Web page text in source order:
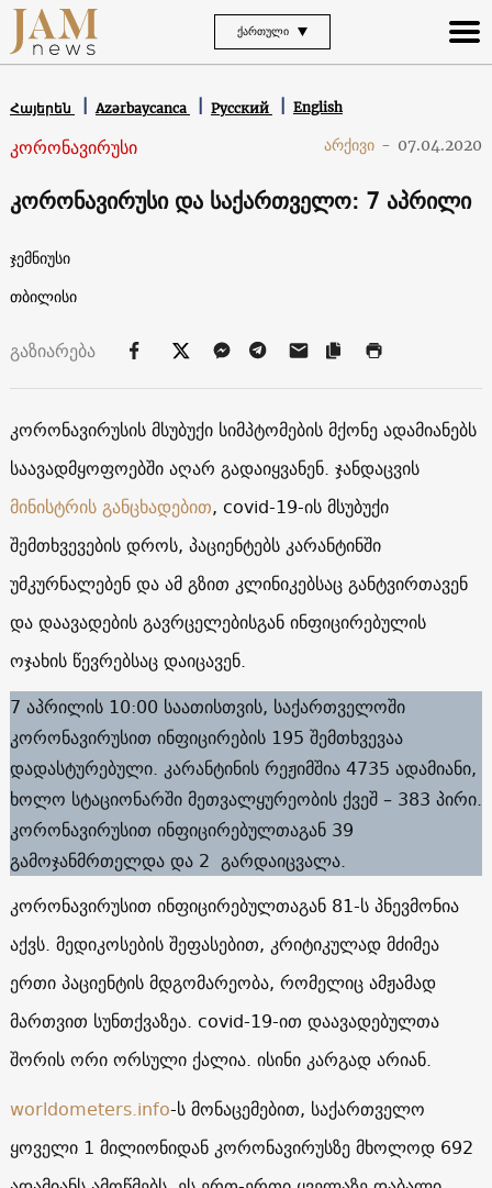
ᲥᲐᲠᲗᲣᲚᲘ
Հայերեն Azərbaycanca Русский English
კორონავირუსი არქივი - 07.04.2020
კორონავირუსი და საქართველო: 7 აპრილი
ჯემნიუსი
თბილისი
გაზიარება
კორონავირუსის მსუბუქი სიმპტომების მქონე ადამიანებს
საავადმყოფოებში აღარ გადაიყვანენ. ჯანდაცვის
მინისტრის განცხადებით, covid-19-ის მსუბუქი
შემთხვევების დროს, პაციენტებს კარანტინში
უმკურნალებენ და ამ გზით კლინიკებსაც განტვირთავენ
და დაავადების გავრცელებისგან ინფიცირებულის
ოჯახის წევრებსაც დაიცავენ.
7 აპრილის 10:00 საათისთვის, საქართველოში
კორონავირუსით ინფიცირების 195 შემთხვევაა
დადასტურებული. კარანტინის რეჟიმშია 4735 ადამიანი,
ხოლო სტაციონარში მეთვალყურეობის ქვეშ – 383 პირი.
კორონავირუსით ინფიცირებულთაგან 39
გამოჯანმრთელდა და 2 გარდაიცვალა.
კორონავირუსით ინფიცირებულთაგან 81-ს პნევმონია
აქვს. მედიკოსების შეფასებით, კრიტიკულად მძიმეა
ერთი პაციენტის მდგომარეობა, რომელიც ამჟამად
მართვით სუნთქვაზეა. covid-19-ით დაავადებულთა
შორის ორი ორსული ქალია. ისინი კარგად არიან.
worldometers.info-ს მონაცემებით, საქართველო
ყოველი 1 მილიონიდან კორონავირუსზე მხოლოდ 692